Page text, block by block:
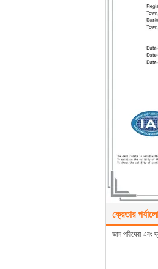
ক্রেতার
ভাল পরিষেবা এবং